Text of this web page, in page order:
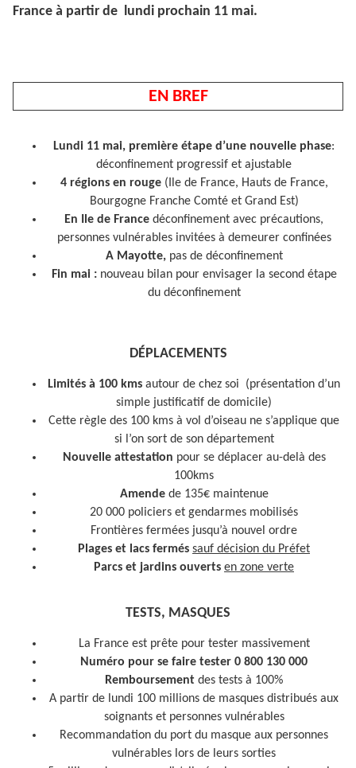
France à partir de lundi prochain 11 mai.
EN BREF
Lundi 11 mai, première étape d’une nouvelle phase:
déconfinement progressif et ajustable
4 régions en rouge(Ile de France, Hauts de France,
Bourgogne Franche Comté et Grand Est)
En Ile de France déconfinement avec précautions,
personnes vulnérables invitées à demeurer confinées
A Mayotte,pas de déconfinement
Fin mai :nouveau bilan pour envisager la second étape
du déconfinement
DÉPLACEMENTS
Limités à 100 kms autour de chez soi (présentation d’un
simple justificatif de domicile)
Cette règle des 100 kms à vol d’oiseau ne s’applique que
si l’on sort de son département
Nouvelle attestation pour se déplacer au-delà des
100kms
Amendede 135€ maintenue
20 000 policiers et gendarmes mobilisés
Frontières fermées jusqu’à nouvel ordre
Plages et lacs fermés sauf décision du Préfet
Parcs et jardins ouverts en zone verte
TESTS, MASQUES
La France est prête pour tester massivement
Numéro pour se faire tester 0 800 130 000
Remboursement des tests à 100%
A partir de lundi 100 millions de masques distribués aux
soignants et personnes vulnérables
Recommandation du port du masque aux personnes
vulnérables lors de leurs sorties